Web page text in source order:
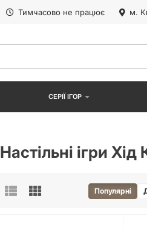
Тимчасово не працює м.
СЕРІЇ ІГОР
Настільні ігри
Популярні